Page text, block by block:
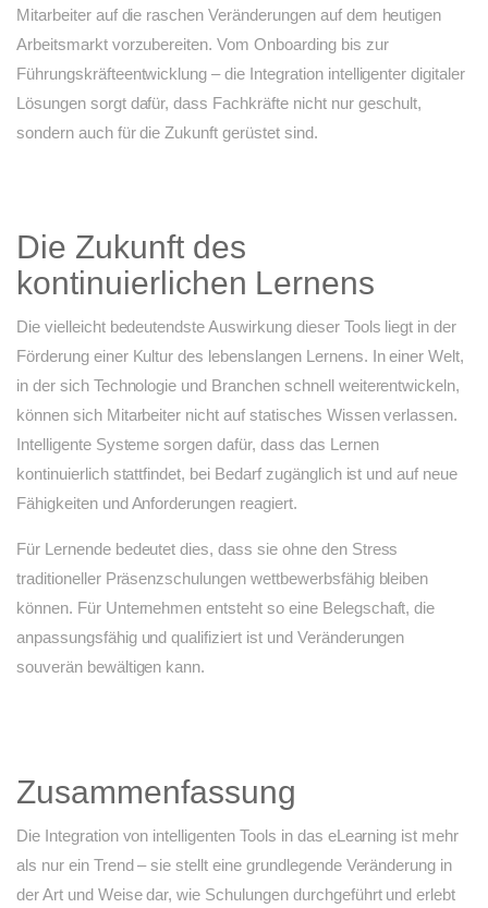
Mitarbeiter auf die raschen Veränderungen auf dem heutigen
Arbeitsmarkt vorzubereiten. Vom Onboarding bis zur
Führungskräfteentwicklung – die Integration intelligenter digitaler
Lösungen sorgt dafür, dass Fachkräfte nicht nur geschult,
sondern auch für die Zukunft gerüstet sind.
Die Zukunft des
kontinuierlichen Lernens
Die vielleicht bedeutendste Auswirkung dieser Tools liegt in der
Förderung einer Kultur des lebenslangen Lernens. In einer Welt,
in der sich Technologie und Branchen schnell weiterentwickeln,
können sich Mitarbeiter nicht auf statisches Wissen verlassen.
Intelligente Systeme sorgen dafür, dass das Lernen
kontinuierlich stattfindet, bei Bedarf zugänglich ist und auf neue
Fähigkeiten und Anforderungen reagiert.
Für Lernende bedeutet dies, dass sie ohne den Stress
traditioneller Präsenzschulungen wettbewerbsfähig bleiben
können. Für Unternehmen entsteht so eine Belegschaft, die
anpassungsfähig und qualifiziert ist und Veränderungen
souverän bewältigen kann.
Zusammenfassung
Die Integration von intelligenten Tools in das eLearning ist mehr
als nur ein Trend – sie stellt eine grundlegende Veränderung in
der Art und Weise dar, wie Schulungen durchgeführt und erlebt